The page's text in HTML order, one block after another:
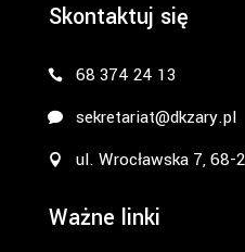
Skontaktuj się
68 374 24 13
sekretariat@dkzary.pl
ul. Wrocławska 7, 68-
Ważne linki